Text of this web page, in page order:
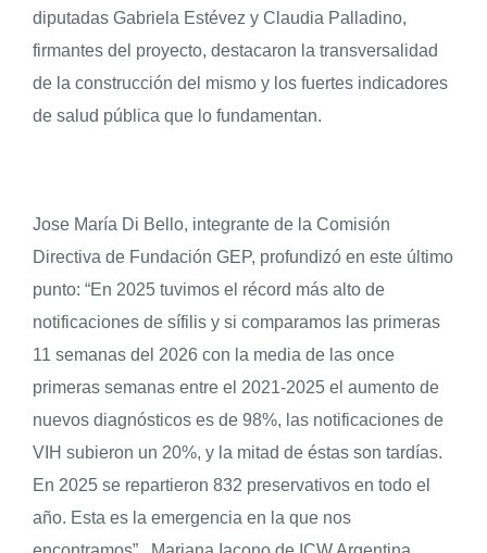
diputadas Gabriela Estévez y Claudia Palladino,
firmantes del proyecto, destacaron la transversalidad
de la construcción del mismo y los fuertes indicadores
de salud pública que lo fundamentan.
Jose María Di Bello, integrante de la Comisión
Directiva de Fundación GEP, profundizó en este último
punto: “En 2025 tuvimos el récord más alto de
notificaciones de sífilis y si comparamos las primeras
11 semanas del 2026 con la media de las once
primeras semanas entre el 2021-2025 el aumento de
nuevos diagnósticos es de 98%, las notificaciones de
VIH subieron un 20%, y la mitad de éstas son tardías.
En 2025 se repartieron 832 preservativos en todo el
año. Esta es la emergencia en la que nos